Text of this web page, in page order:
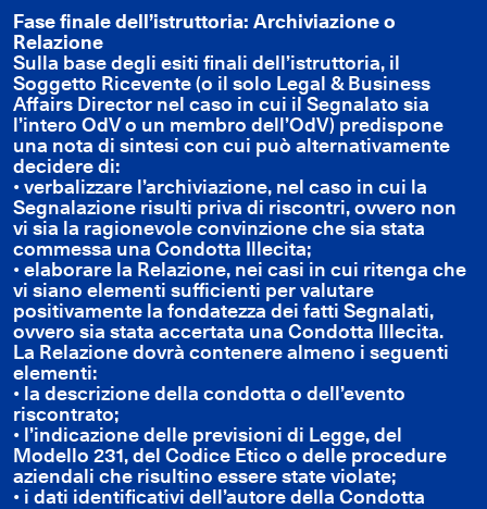
Fase finale dell’istruttoria: Archiviazione o
Relazione
Sulla base degli esiti finali dell’istruttoria, il
Soggetto Ricevente (o il solo Legal & Business
Affairs Director nel caso in cui il Segnalato sia
l’intero OdV o un membro dell’OdV) predispone
una nota di sintesi con cui può alternativamente
decidere di:
• verbalizzare l’archiviazione, nel caso in cui la
Segnalazione risulti priva di riscontri, ovvero non
vi sia la ragionevole convinzione che sia stata
commessa una Condotta Illecita;
• elaborare la Relazione, nei casi in cui ritenga che
vi siano elementi sufficienti per valutare
positivamente la fondatezza dei fatti Segnalati,
ovvero sia stata accertata una Condotta Illecita.
La Relazione dovrà contenere almeno i seguenti
elementi:
• la descrizione della condotta o dell’evento
riscontrato;
• l’indicazione delle previsioni di Legge, del
Modello 231, del Codice Etico o delle procedure
aziendali che risultino essere state violate;
• i dati identificativi dell’autore della Condotta